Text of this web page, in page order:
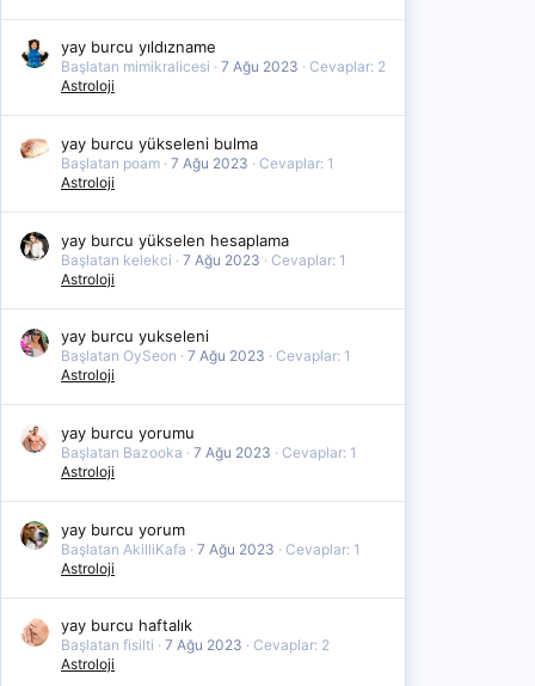
yay burcu yıldızname
Başlatan mimikralicesi 7 Ağu 2023
Cevaplar: 2
Astroloji
yay burcu yükseleni bulma
Başlatan poam 7 Ağu 2023
Cevaplar: 1
Astroloji
yay burcu yükselen hesaplama
Başlatan kelekci 7 Ağu 2023
Cevaplar: 1
Astroloji
yay burcu yukseleni
Başlatan OySeon 7 Ağu 2023
Cevaplar: 1
Astroloji
yay burcu yorumu
Başlatan Bazooka 7 Ağu 2023
Cevaplar: 1
Astroloji
yay burcu yorum
Başlatan AkilliKafa 7 Ağu 2023
Cevaplar: 1
Astroloji
yay burcu haftalık
Başlatan fisilti 7 Ağu 2023
Cevaplar: 2
Astroloji